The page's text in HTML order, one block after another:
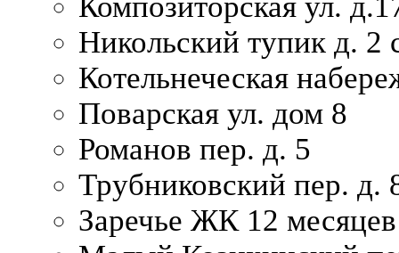
Никольский тупик д. 2
Котельнеческая
Поварская ул. дом 8
Романов пер. д. 5
Трубниковский пер. д.
Заречье ЖК 12 месяцев